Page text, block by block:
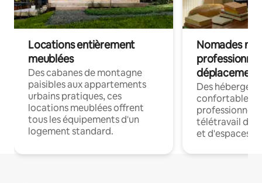
Locations entièrement
meublées
Des cabanes de montagne
paisibles aux appartements
urbains pratiques, ces
locations meublées offrent
tous les équipements d'un
logement standard.
Nomades
déplacement
Des
confortables
professionnels
télétravail
et d'espaces